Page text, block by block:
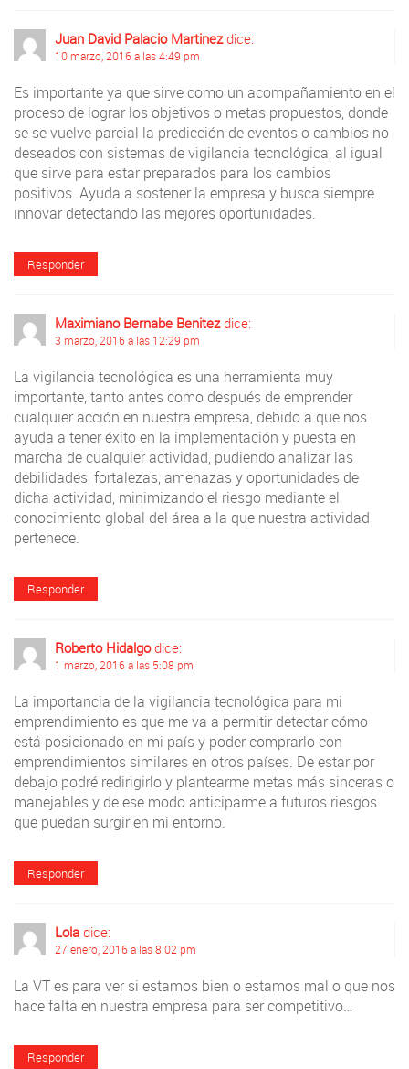
Juan David Palacio Martinez dice:
10 marzo, 2016 a las 4:49 pm
Es importante ya que sirve como un acompañamiento en el
proceso de lograr los objetivos o metas propuestos, donde
se se vuelve parcial la predicción de eventos o cambios no
deseados con sistemas de vigilancia tecnológica, al igual
que sirve para estar preparados para los cambios
positivos. Ayuda a sostener la empresa y busca siempre
innovar detectando las mejores oportunidades.
Responder
Maximiano Bernabe Benitez dice:
3 marzo, 2016 a las 12:29 pm
La vigilancia tecnológica es una herramienta muy
importante, tanto antes como después de emprender
cualquier acción en nuestra empresa, debido a que nos
ayuda a tener éxito en la implementación y puesta en
marcha de cualquier actividad, pudiendo analizar las
debilidades, fortalezas, amenazas y oportunidades de
dicha actividad, minimizando el riesgo mediante el
conocimiento global del área a la que nuestra actividad
pertenece.
Responder
Roberto Hidalgo dice:
1 marzo, 2016 a las 5:08 pm
La importancia de la vigilancia tecnológica para mi
emprendimiento es que me va a permitir detectar cómo
está posicionado en mi país y poder comprarlo con
emprendimientos similares en otros países. De estar por
debajo podré redirigirlo y plantearme metas más sinceras o
manejables y de ese modo anticiparme a futuros riesgos
que puedan surgir en mi entorno.
Responder
Lola dice:
27 enero, 2016 a las 8:02 pm
La VT es para ver si estamos bien o estamos mal o que nos
hace falta en nuestra empresa para ser competitivo…
Responder